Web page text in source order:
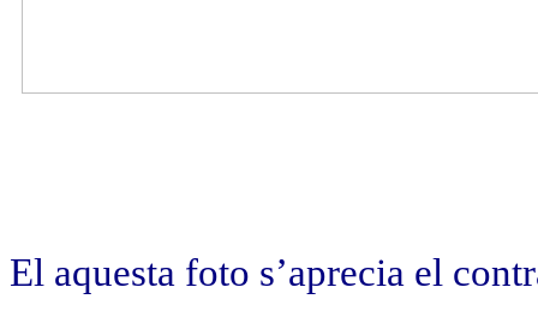
El aquesta foto s’aprecia el